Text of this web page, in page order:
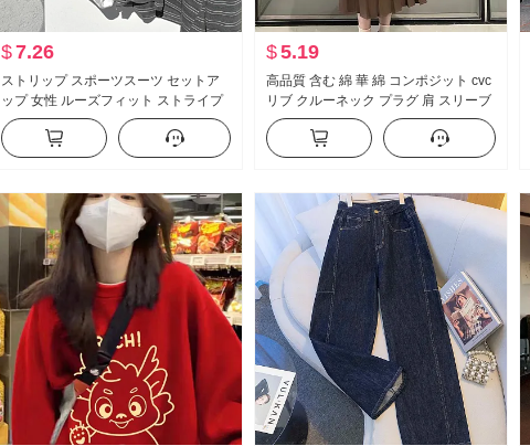
$7.26
ストリップ スポーツスーツ セットア
ップ 女性 ルーズフィット ストライプ
ポロ襟 スウェットシャツ ショートパ
ンツ 2つ 新品 万能
$5.19
高品質 含む 綿 華 綿 コンポジット cvc
リブ クルーネック プラグ 肩 スリーブ
プリント スウェットシャツ 女性 レギ
ュラー 裏起毛